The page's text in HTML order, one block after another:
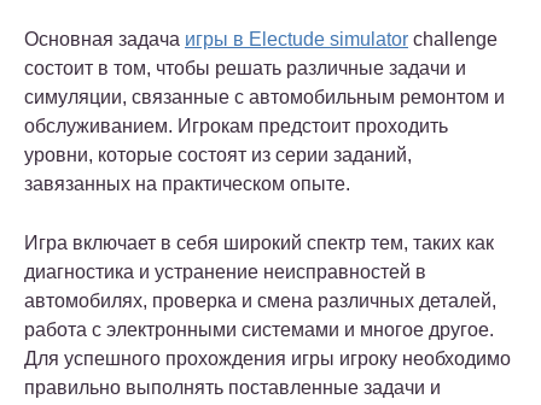
Основная задача игры в Electude simulator challenge
состоит в том, чтобы решать различные задачи и
симуляции, связанные с автомобильным ремонтом и
обслуживанием. Игрокам предстоит проходить
уровни, которые состоят из серии заданий,
завязанных на практическом опыте.
Игра включает в себя широкий спектр тем, таких как
диагностика и устранение неисправностей в
автомобилях, проверка и смена различных деталей,
работа с электронными системами и многое другое.
Для успешного прохождения игры игроку необходимо
правильно выполнять поставленные задачи и